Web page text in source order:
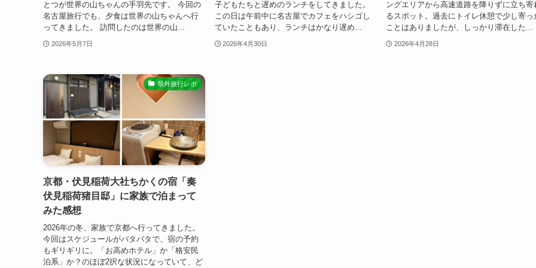
とつが世界の山ちゃんの手羽先です。 今回の
名古屋旅行でも、夕食は世界の山ちゃんへ行
ってきました。 訪問したのは世界の山...
2026年5月7日
子どもたちと遅めのランチをしてきました。
この日は午前中に名古屋でカフェをハシゴし
ていたこともあり、ランチはかなり遅め...
2026年4月30日
ングエリアから高速道路を降りずに立ち寄
るスポット。過去にトイレ休憩で少し寄っ
ことはありましたが、しっかり滞在した...
2026年4月28日
県外旅行レポ
京都・伏見稲荷大社ちかくの宿「奏
伏見稲荷猪目邸」に家族で泊まって
みた感想
2026年の冬、家族で京都へ行ってきました。
今回はスケジュールがバタバタで、宿の予約
もギリギリに。「お高めホテル」か「格安民
泊系」か？のほぼ2択な状況になっていて、ど